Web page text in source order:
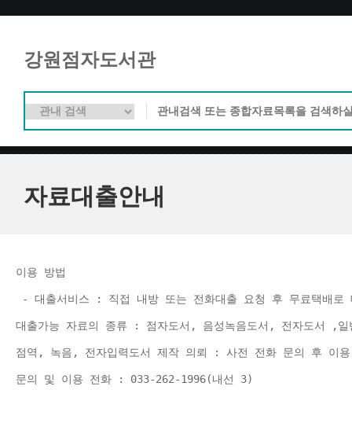
강원점자도서관
자료대출안내
이용 방법
- 대출서비스 : 직접 내방 또는 전화대출 요청 후 무료택배
대출가능 자료의 종류 : 점자도서, 음성녹음도서, 전자도서 ,
점역, 녹음, 전자입력도서 제작 의뢰 : 사전 전화 문의 후 이
문의 및 이용 전화 : 033-262-1996(내선 3)